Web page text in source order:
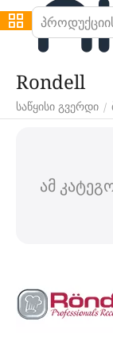
Rondell
საწყისი გვერდი /
ამ